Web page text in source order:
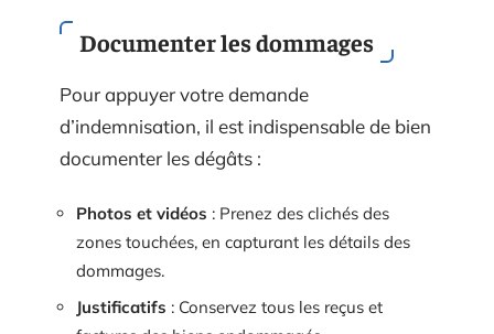
Documenter les dommages
Pour appuyer votre demande
d’indemnisation, il est indispensable de bien
documenter les dégâts :
Photos et vidéos : Prenez des clichés des
zones touchées, en capturant les détails des
dommages.
Justificatifs : Conservez tous les reçus et